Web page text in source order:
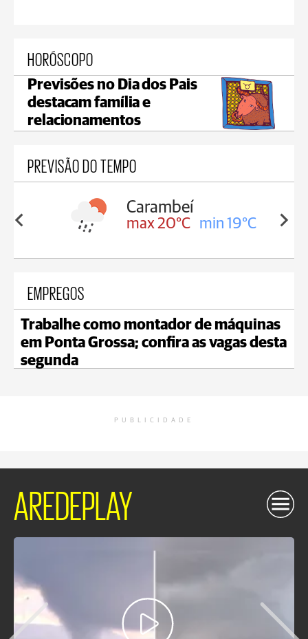
HORÓSCOPO
Previsões no Dia dos Pais
destacam família e
relacionamentos
PREVISÃO DO TEMPO
19°C
Carambeí
max 20°C min 19°C
EMPREGOS
Trabalhe como montador de máquinas
em Ponta Grossa; confira as vagas desta
segunda
PUBLICIDADE
AREDEPLAY